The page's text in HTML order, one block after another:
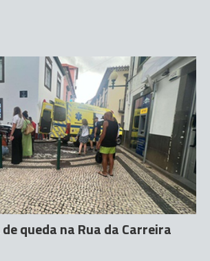
queda na Rua da Carreira